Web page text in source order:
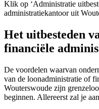
Klik op ‘Administratie
administratiekantoor uit
Het uitbesteden
financiële
De voordelen waarvan
van de loonadministratie of
Wouterswoude zijn
beginnen. Allereerst zal je